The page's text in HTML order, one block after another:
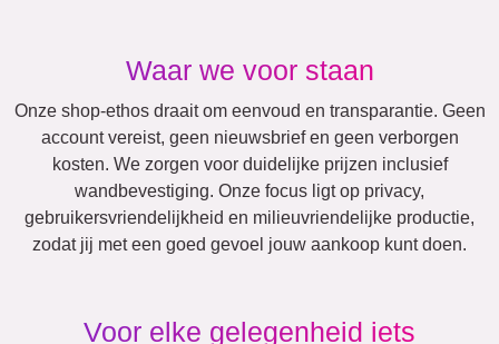
Andere ideeën, voorbeelden:
Vakantie Huwelijk